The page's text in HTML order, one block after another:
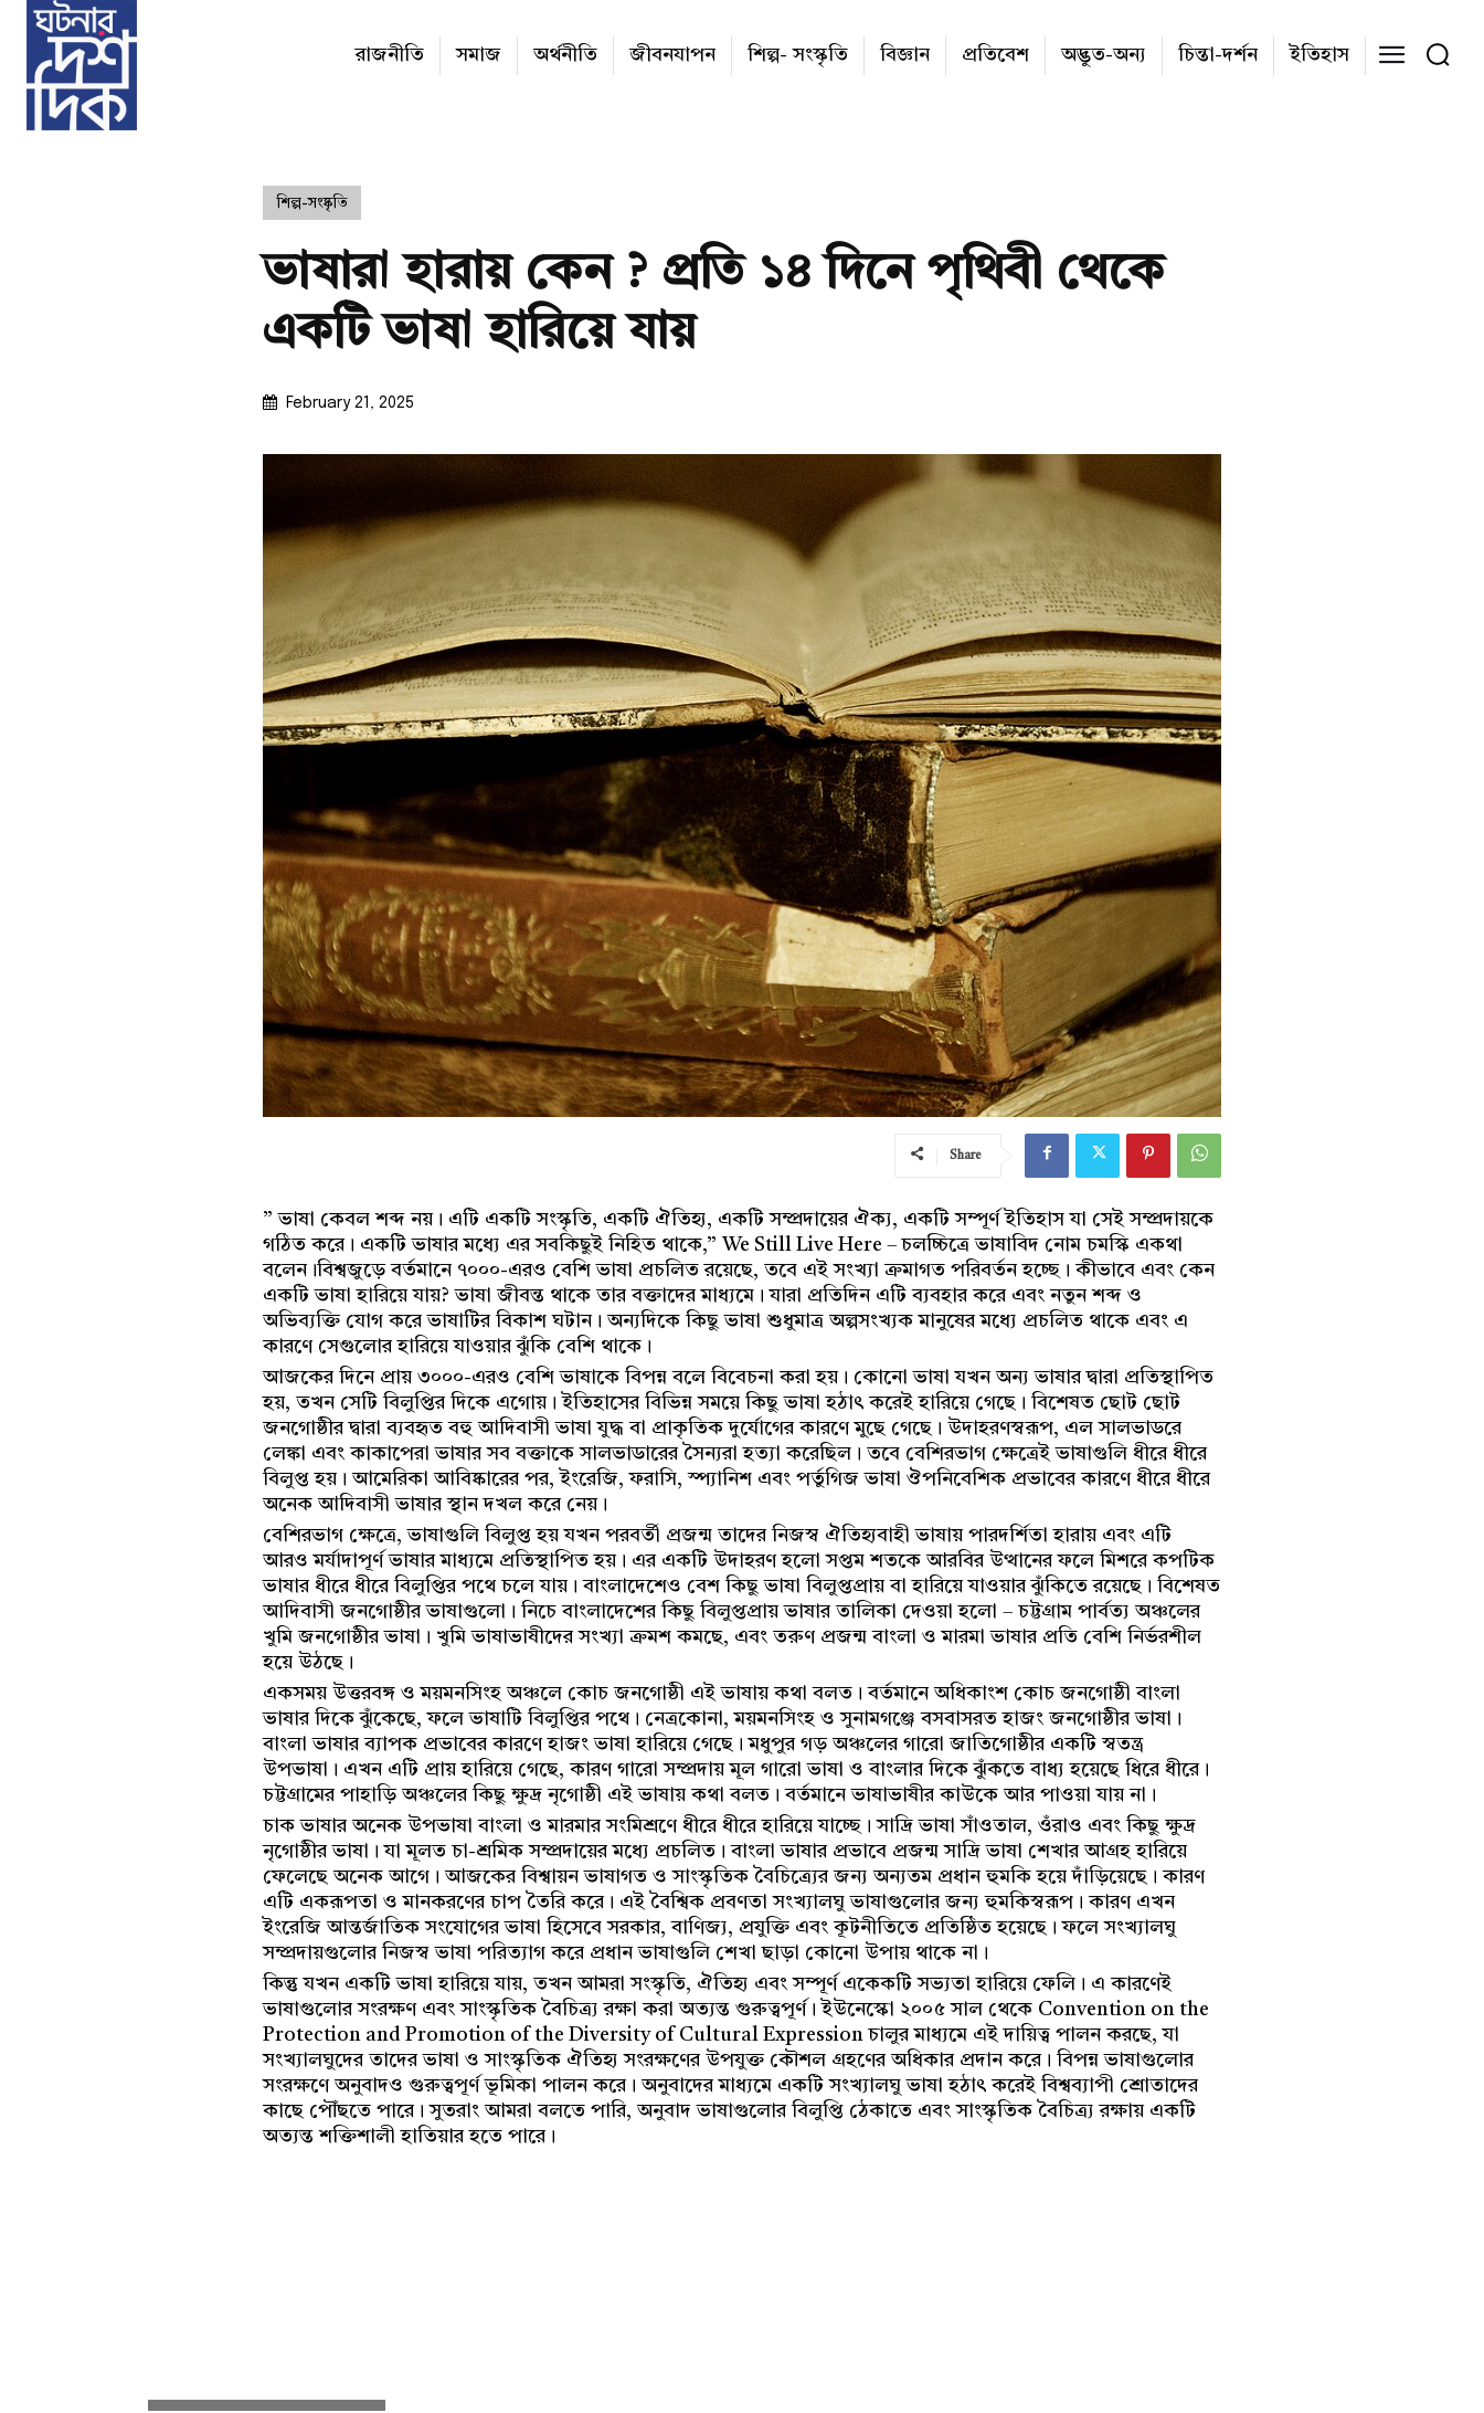
রাজনীতি সমাজ অর্থনীতি জীবনযাপন শিল্প- সংস্কৃতি বিজ্ঞান প্রতিবেশ অদ্ভুত-অন্য চিন্তা-দর্শন ইতিহাস
শিল্প-সংষ্কৃতি
ভাষারা হারায় কেন ? প্রতি ১৪ দিনে পৃথিবী থেকে
একটি ভাষা হারিয়ে যায়
February 21, 2025
Share
” ভাষা কেবল শব্দ নয়। এটি একটি সংস্কৃতি, একটি ঐতিহ্য, একটি সম্প্রদায়ের ঐক্য, একটি সম্পূর্ণ ইতিহাস যা সেই সম্প্রদায়কে
গঠিত করে। একটি ভাষার মধ্যে এর সবকিছুই নিহিত থাকে,” We Still Live Here – চলচ্চিত্রে ভাষাবিদ নোম চমস্কি একথা
বলেন।বিশ্বজুড়ে বর্তমানে ৭০০০-এরও বেশি ভাষা প্রচলিত রয়েছে, তবে এই সংখ্যা ক্রমাগত পরিবর্তন হচ্ছে। কীভাবে এবং কেন
একটি ভাষা হারিয়ে যায়? ভাষা জীবন্ত থাকে তার বক্তাদের মাধ্যমে। যারা প্রতিদিন এটি ব্যবহার করে এবং নতুন শব্দ ও
অভিব্যক্তি যোগ করে ভাষাটির বিকাশ ঘটান। অন্যদিকে কিছু ভাষা শুধুমাত্র অল্পসংখ্যক মানুষের মধ্যে প্রচলিত থাকে এবং এ
কারণে সেগুলোর হারিয়ে যাওয়ার ঝুঁকি বেশি থাকে।
আজকের দিনে প্রায় ৩০০০-এরও বেশি ভাষাকে বিপন্ন বলে বিবেচনা করা হয়। কোনো ভাষা যখন অন্য ভাষার দ্বারা প্রতিস্থাপিত
হয়, তখন সেটি বিলুপ্তির দিকে এগোয়। ইতিহাসের বিভিন্ন সময়ে কিছু ভাষা হঠাৎ করেই হারিয়ে গেছে। বিশেষত ছোট ছোট
জনগোষ্ঠীর দ্বারা ব্যবহৃত বহু আদিবাসী ভাষা যুদ্ধ বা প্রাকৃতিক দুর্যোগের কারণে মুছে গেছে। উদাহরণস্বরূপ, এল সালভাডরে
লেঙ্কা এবং কাকাপেরা ভাষার সব বক্তাকে সালভাডারের সৈন্যরা হত্যা করেছিল। তবে বেশিরভাগ ক্ষেত্রেই ভাষাগুলি ধীরে ধীরে
বিলুপ্ত হয়। আমেরিকা আবিষ্কারের পর, ইংরেজি, ফরাসি, স্প্যানিশ এবং পর্তুগিজ ভাষা ঔপনিবেশিক প্রভাবের কারণে ধীরে ধীরে
অনেক আদিবাসী ভাষার স্থান দখল করে নেয়।
বেশিরভাগ ক্ষেত্রে, ভাষাগুলি বিলুপ্ত হয় যখন পরবর্তী প্রজন্ম তাদের নিজস্ব ঐতিহ্যবাহী ভাষায় পারদর্শিতা হারায় এবং এটি
আরও মর্যাদাপূর্ণ ভাষার মাধ্যমে প্রতিস্থাপিত হয়। এর একটি উদাহরণ হলো সপ্তম শতকে আরবির উত্থানের ফলে মিশরে কপটিক
ভাষার ধীরে ধীরে বিলুপ্তির পথে চলে যায়। বাংলাদেশেও বেশ কিছু ভাষা বিলুপ্তপ্রায় বা হারিয়ে যাওয়ার ঝুঁকিতে রয়েছে। বিশেষত
আদিবাসী জনগোষ্ঠীর ভাষাগুলো। নিচে বাংলাদেশের কিছু বিলুপ্তপ্রায় ভাষার তালিকা দেওয়া হলো – চট্টগ্রাম পার্বত্য অঞ্চলের
খুমি জনগোষ্ঠীর ভাষা। খুমি ভাষাভাষীদের সংখ্যা ক্রমশ কমছে, এবং তরুণ প্রজন্ম বাংলা ও মারমা ভাষার প্রতি বেশি নির্ভরশীল
হয়ে উঠছে।
একসময় উত্তরবঙ্গ ও ময়মনসিংহ অঞ্চলে কোচ জনগোষ্ঠী এই ভাষায় কথা বলত। বর্তমানে অধিকাংশ কোচ জনগোষ্ঠী বাংলা
ভাষার দিকে ঝুঁকেছে, ফলে ভাষাটি বিলুপ্তির পথে। নেত্রকোনা, ময়মনসিংহ ও সুনামগঞ্জে বসবাসরত হাজং জনগোষ্ঠীর ভাষা।
বাংলা ভাষার ব্যাপক প্রভাবের কারণে হাজং ভাষা হারিয়ে গেছে। মধুপুর গড় অঞ্চলের গারো জাতিগোষ্ঠীর একটি স্বতন্ত্র
উপভাষা। এখন এটি প্রায় হারিয়ে গেছে, কারণ গারো সম্প্রদায় মূল গারো ভাষা ও বাংলার দিকে ঝুঁকতে বাধ্য হয়েছে ধিরে ধীরে।
চট্টগ্রামের পাহাড়ি অঞ্চলের কিছু ক্ষুদ্র নৃগোষ্ঠী এই ভাষায় কথা বলত। বর্তমানে ভাষাভাষীর কাউকে আর পাওয়া যায় না।
চাক ভাষার অনেক উপভাষা বাংলা ও মারমার সংমিশ্রণে ধীরে ধীরে হারিয়ে যাচ্ছে। সাদ্রি ভাষা সাঁওতাল, ওঁরাও এবং কিছু ক্ষুদ্র
নৃগোষ্ঠীর ভাষা। যা মূলত চা-শ্রমিক সম্প্রদায়ের মধ্যে প্রচলিত। বাংলা ভাষার প্রভাবে প্রজন্ম সাদ্রি ভাষা শেখার আগ্রহ হারিয়ে
ফেলেছে অনেক আগে। আজকের বিশ্বায়ন ভাষাগত ও সাংস্কৃতিক বৈচিত্র্যের জন্য অন্যতম প্রধান হুমকি হয়ে দাঁড়িয়েছে। কারণ
এটি একরূপতা ও মানকরণের চাপ তৈরি করে। এই বৈশ্বিক প্রবণতা সংখ্যালঘু ভাষাগুলোর জন্য হুমকিস্বরূপ। কারণ এখন
ইংরেজি আন্তর্জাতিক সংযোগের ভাষা হিসেবে সরকার, বাণিজ্য, প্রযুক্তি এবং কূটনীতিতে প্রতিষ্ঠিত হয়েছে। ফলে সংখ্যালঘু
সম্প্রদায়গুলোর নিজস্ব ভাষা পরিত্যাগ করে প্রধান ভাষাগুলি শেখা ছাড়া কোনো উপায় থাকে না।
কিন্তু যখন একটি ভাষা হারিয়ে যায়, তখন আমরা সংস্কৃতি, ঐতিহ্য এবং সম্পূর্ণ একেকটি সভ্যতা হারিয়ে ফেলি। এ কারণেই
ভাষাগুলোর সংরক্ষণ এবং সাংস্কৃতিক বৈচিত্র্য রক্ষা করা অত্যন্ত গুরুত্বপূর্ণ। ইউনেস্কো ২০০৫ সাল থেকে Convention on the
Protection and Promotion of the Diversity of Cultural Expression চালুর মাধ্যমে এই দায়িত্ব পালন করছে, যা
সংখ্যালঘুদের তাদের ভাষা ও সাংস্কৃতিক ঐতিহ্য সংরক্ষণের উপযুক্ত কৌশল গ্রহণের অধিকার প্রদান করে। বিপন্ন ভাষাগুলোর
সংরক্ষণে অনুবাদও গুরুত্বপূর্ণ ভূমিকা পালন করে। অনুবাদের মাধ্যমে একটি সংখ্যালঘু ভাষা হঠাৎ করেই বিশ্বব্যাপী শ্রোতাদের
কাছে পৌঁছতে পারে। সুতরাং আমরা বলতে পারি, অনুবাদ ভাষাগুলোর বিলুপ্তি ঠেকাতে এবং সাংস্কৃতিক বৈচিত্র্য রক্ষায় একটি
অত্যন্ত শক্তিশালী হাতিয়ার হতে পারে।